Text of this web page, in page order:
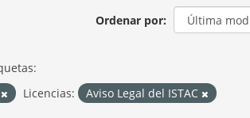
Ordenar por
Licencias: Aviso Legal del ISTAC